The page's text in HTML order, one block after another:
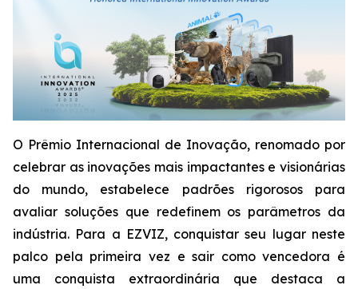
O Prêmio Internacional de Inovação, renomado por
celebrar as inovações mais impactantes e visionárias
do mundo, estabelece padrões rigorosos para
avaliar soluções que redefinem os parâmetros da
indústria. Para a EZVIZ, conquistar seu lugar neste
palco pela primeira vez e sair como vencedora é
uma conquista extraordinária que destaca a